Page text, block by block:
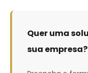
Quer uma
sua empresa?